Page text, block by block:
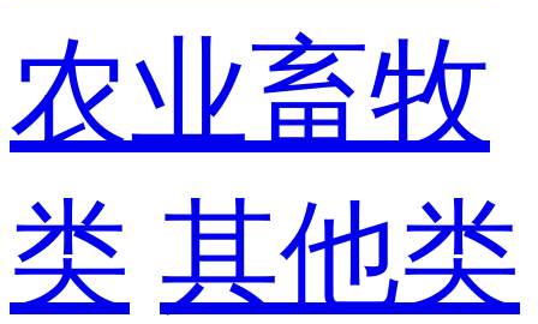
农业畜牧
类 其他类